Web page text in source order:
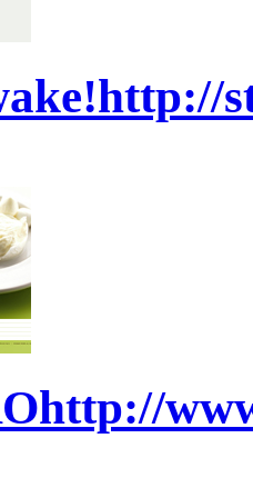
http://
http://